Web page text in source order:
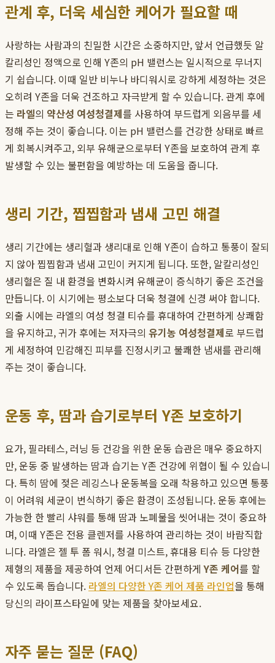
관계 후, 더욱 세심한 케어가 필요할 때
사랑하는 사람과의 친밀한 시간은 소중하지만, 앞서 언급했듯 알
칼리성인 정액으로 인해 Y존의 pH 밸런스는 일시적으로 무너지
기 쉽습니다. 이때 일반 비누나 바디워시로 강하게 세정하는 것은
오히려 Y존을 더욱 건조하고 자극받게 할 수 있습니다. 관계 후에
는 라엘의 약산성 여성청결제를 사용하여 부드럽게 외음부를 세
정해 주는 것이 좋습니다. 이는 pH 밸런스를 건강한 상태로 빠르
게 회복시켜주고, 외부 유해균으로부터 Y존을 보호하여 관계 후
발생할 수 있는 불편함을 예방하는 데 도움을 줍니다.
생리 기간, 찝찝함과 냄새 고민 해결
생리 기간에는 생리혈과 생리대로 인해 Y존이 습하고 통풍이 잘되
지 않아 찝찝함과 냄새 고민이 커지게 됩니다. 또한, 알칼리성인
생리혈은 질 내 환경을 변화시켜 유해균이 증식하기 좋은 조건을
만듭니다. 이 시기에는 평소보다 더욱 청결에 신경 써야 합니다.
외출 시에는 라엘의 여성 청결 티슈를 휴대하여 간편하게 상쾌함
을 유지하고, 귀가 후에는 저자극의 유기농 여성청결제로 부드럽
게 세정하여 민감해진 피부를 진정시키고 불쾌한 냄새를 관리해
주는 것이 좋습니다.
운동 후, 땀과 습기로부터 Y존 보호하기
요가, 필라테스, 러닝 등 건강을 위한 운동 습관은 매우 중요하지
만, 운동 중 발생하는 땀과 습기는 Y존 건강에 위협이 될 수 있습니
다. 특히 땀에 젖은 레깅스나 운동복을 오래 착용하고 있으면 통풍
이 어려워 세균이 번식하기 좋은 환경이 조성됩니다. 운동 후에는
가능한 한 빨리 샤워를 통해 땀과 노폐물을 씻어내는 것이 중요하
며, 이때 Y존은 전용 클렌저를 사용하여 관리하는 것이 바람직합
니다. 라엘은 젤 투 폼 워시, 청결 미스트, 휴대용 티슈 등 다양한
제형의 제품을 제공하여 언제 어디서든 간편하게Y존 케어를 할
수 있도록 돕습니다. 라엘의 다양한 Y존 케어 제품 라인업을 통해
당신의 라이프스타일에 맞는 제품을 찾아보세요.
자주 묻는 질문 (FAQ)